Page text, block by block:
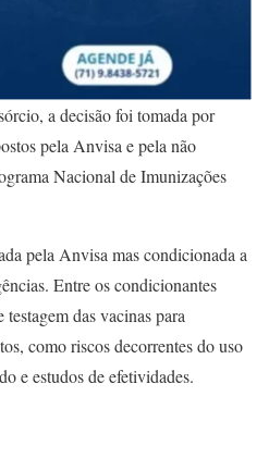
a decisão foi tomada por
pela Anvisa e pela não
Nacional de Imunizações
pela Anvisa mas condicionada a
Entre os condicionantes
das vacinas para
como riscos decorrentes do uso
e estudos de efetividades.